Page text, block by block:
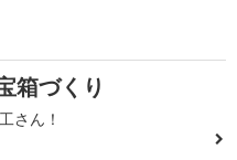
箱づくり
さん！